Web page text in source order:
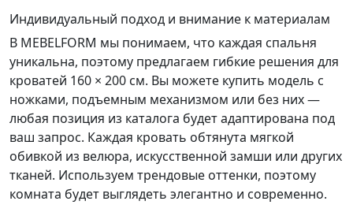
Индивидуальный подход и внимание к материалам
В MEBELFORM мы понимаем, что каждая спальня
уникальна, поэтому предлагаем гибкие решения для
кроватей 160 × 200 см. Вы можете купить модель с
ножками, подъемным механизмом или без них —
любая позиция из каталога будет адаптирована под
ваш запрос. Каждая кровать обтянута мягкой
обивкой из велюра, искусственной замши или других
тканей. Используем трендовые оттенки, поэтому
комната будет выглядеть элегантно и современно.